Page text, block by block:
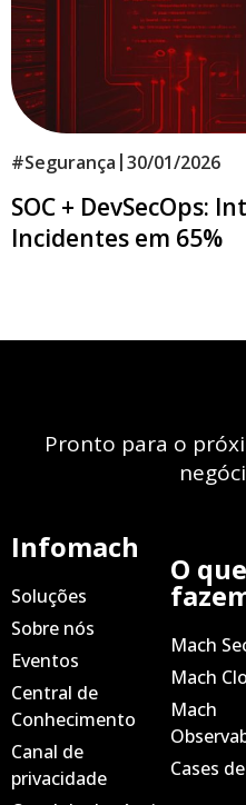
#Segurança |30/01/2026
SOC + DevSecOps:
Incidentes em 65%
Pronto para o
Infomach
Soluções
Sobre nós
Eventos
Central de
Conhecimento
Canal de
privacidade
O que
Mach
Mach
Mach
Cases